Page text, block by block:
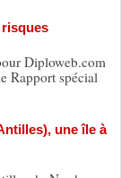
Diploweb.com
Rapport spécial
une île à